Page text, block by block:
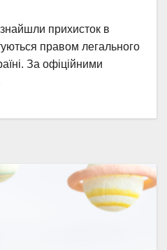
прихисток в
правом легального
За офіційними